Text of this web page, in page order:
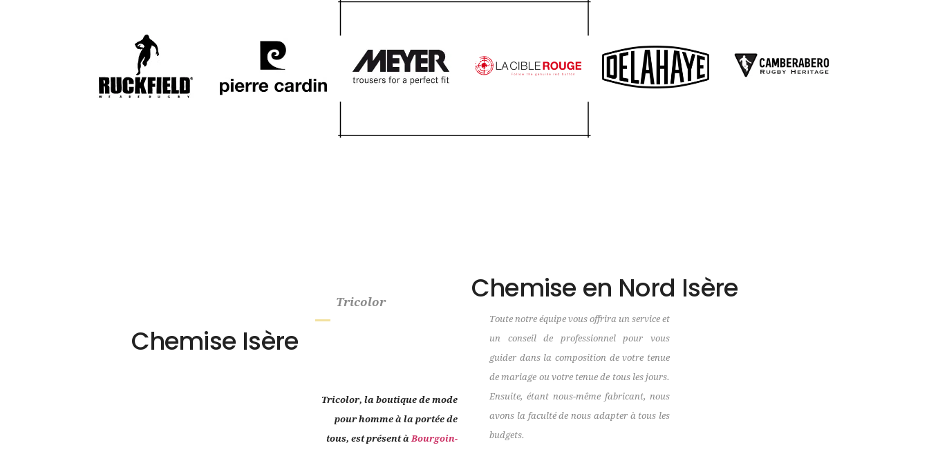
Chemise en Nord Isère
Toute notre équipe vous offrira un service et
un conseil de professionnel pour vous
guider dans la composition de votre tenue
de mariage ou votre tenue de tous les jours.
Ensuite, étant nous-même fabricant, nous
avons la faculté de nous adapter à tous les
budgets.
Tricolor
Chemise Isère
Tricolor, la boutique de mode
pour homme à la portée de
tous, est présent àBourgoin-